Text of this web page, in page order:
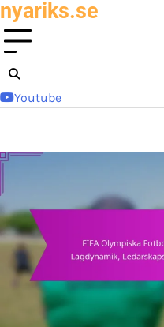
Skip
to
content
nyariks.se
Youtube